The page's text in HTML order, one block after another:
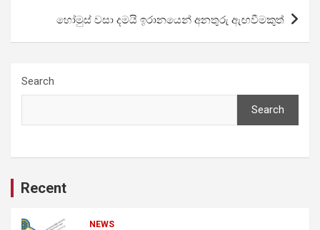
හෝමුස් වසා දමයි ඉරානයෙන් අනතුරු ඇඟවීමකුත්
Search
Search
Recent
NEWS